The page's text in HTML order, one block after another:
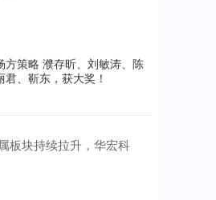
方策略 濮存昕、刘敏涛、陈
君、靳东，获大奖！
板块持续拉升，华宏科